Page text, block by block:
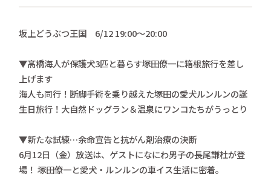
新着情報
お問い合わせ
プライバシーポリシー 特定商取引法
坂上どうぶつ王国 6/12 19:00〜20:00
▼髙橋海人が保護犬3匹と暮らす塚田僚一に箱根旅行を差し
上げます
海人も同行！断脚手術を乗り越えた塚田の愛犬ルンルンの誕
生日旅行！大自然ドッグラン＆温泉にワンコたちがうっとり
▼新たな試練…余命宣告と抗がん剤治療の決断
6月12日（金）放送は、ゲストになにわ男子の長尾謙杜が登
場！ 塚田僚一と愛犬・ルンルンの車イス生活に密着。